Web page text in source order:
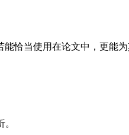
恰当使用在论文中，更能为